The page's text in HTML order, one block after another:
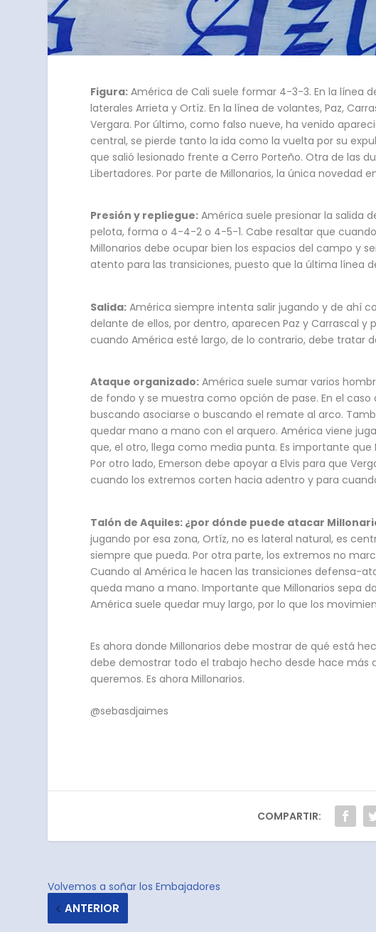
Figura: América de Cali suele formar 4-3-3. En la línea
laterales Arrieta y Ortíz. En la línea de volantes, Paz,
Vergara. Por último, como falso nueve, ha venido
central, se pierde tanto la ida como la vuelta por su
que salió lesionado frente a Cerro Porteño. Otra de las
Libertadores. Por parte de Millonarios, la única novedad
Presión y repliegue: América suele presionar la salida
pelota, forma o 4-4-2 o 4-5-1. Cabe resaltar que
Millonarios debe ocupar bien los espacios del campo y
atento para las transiciones, puesto que la última línea
Salida: América siempre intenta salir jugando y de ahí
delante de ellos, por dentro, aparecen Paz y Carrascal y
cuando América esté largo, de lo contrario, debe tratar
Ataque organizado: América suele sumar varios
de fondo y se muestra como opción de pase. En el
buscando asociarse o buscando el remate al arco.
quedar mano a mano con el arquero. América viene
que, el otro, llega como media punta. Es importante
Por otro lado, Emerson debe apoyar a Elvis para que
cuando los extremos corten hacia adentro y para
Talón de Aquiles: ¿por dónde puede atacar
jugando por esa zona, Ortíz, no es lateral natural, es
siempre que pueda. Por otra parte, los extremos no
Cuando al América le hacen las transiciones defensa-
queda mano a mano. Importante que Millonarios sepa
América suele quedar muy largo, por lo que los
Es ahora donde Millonarios debe mostrar de qué está
debe demostrar todo el trabajo hecho desde hace más
queremos. Es ahora Millonarios.
@sebasdjaimes
COMPARTIR:
Volvemos a soñar los Embajadores
ANTERIOR